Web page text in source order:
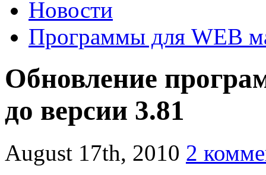
Новости
Программы для WEB
Обновление
до версии 3.81
August 17th, 2010 2